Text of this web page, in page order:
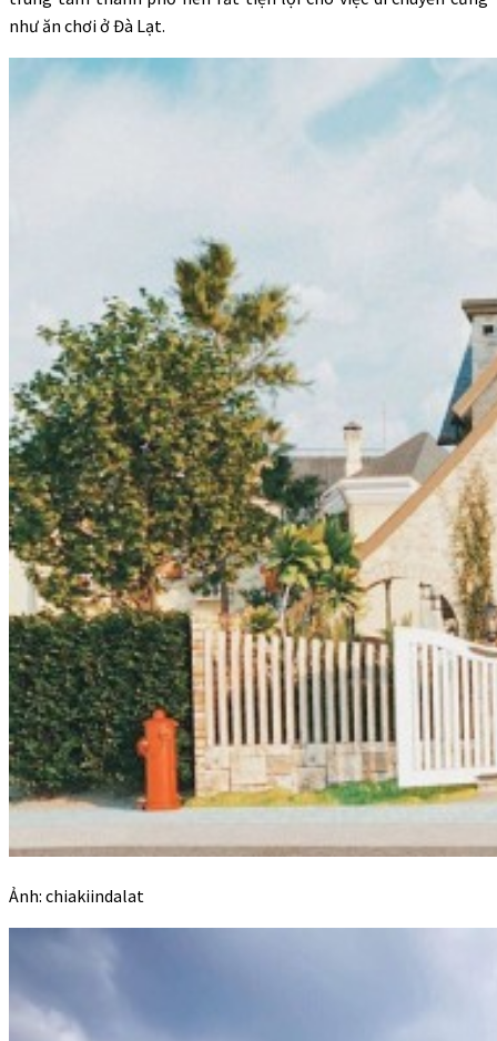
như ăn chơi ở Đà Lạt.
Ảnh: chiakiindalat